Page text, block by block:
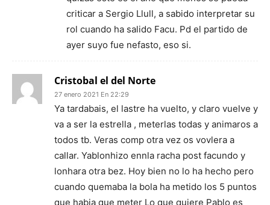
criticar a Sergio Llull, a sabido interpretar su
rol cuando ha salido Facu. Pd el partido de
ayer suyo fue nefasto, eso si.
Cristobal el del Norte
27 enero 2021 En 22:29
Ya tardabais, el lastre ha vuelto, y claro vuelve y
va a ser la estrella , meterlas todas y animaros a
todos tb. Veras comp otra vez os vovlera a
callar. Yablonhizo ennla racha post facundo y
lonhara otra bez. Hoy bien no lo ha hecho pero
cuando quemaba la bola ha metido los 5 puntos
que habia que meter Lo que quiere Pablo es